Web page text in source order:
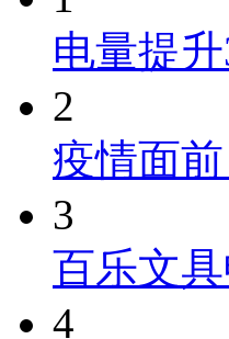
电量提
2
疫情面
3
百乐文
4